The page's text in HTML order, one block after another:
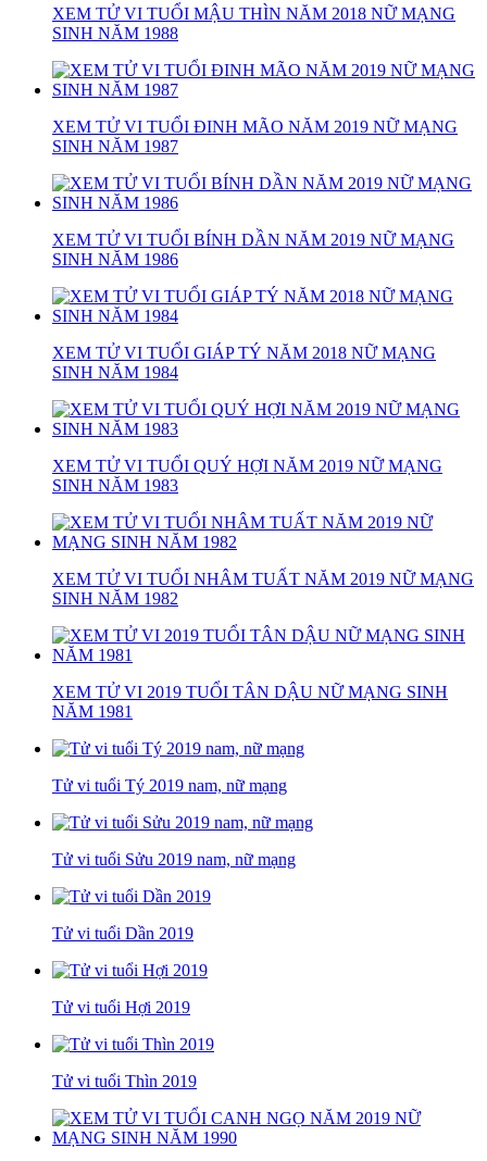
XEM TỬ VI TUỔI MẬU THÌN NĂM 2018 NỮ MẠNG
SINH NĂM 1988
XEM TỬ VI TUỔI ĐINH MÃO NĂM 2019 NỮ MẠNG
SINH NĂM 1987
XEM TỬ VI TUỔI BÍNH DẦN NĂM 2019 NỮ MẠNG
SINH NĂM 1986
XEM TỬ VI TUỔI GIÁP TÝ NĂM 2018 NỮ MẠNG
SINH NĂM 1984
XEM TỬ VI TUỔI QUÝ HỢI NĂM 2019 NỮ MẠNG
SINH NĂM 1983
XEM TỬ VI TUỔI NHÂM TUẤT NĂM 2019 NỮ MẠNG
SINH NĂM 1982
XEM TỬ VI 2019 TUỔI TÂN DẬU NỮ MẠNG SINH
NĂM 1981
Tử vi tuổi Tý 2019 nam, nữ mạng
Tử vi tuổi Sửu 2019 nam, nữ mạng
Tử vi tuổi Dần 2019
Tử vi tuổi Hợi 2019
Tử vi tuổi Thìn 2019